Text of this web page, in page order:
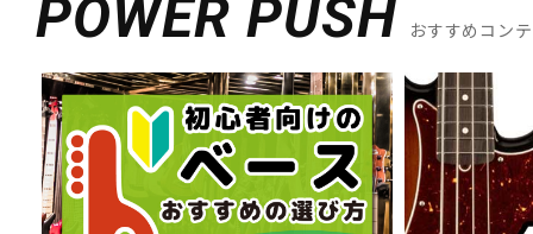
POWER PUSH おすすめコン